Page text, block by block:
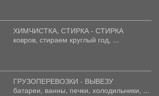
ХИМЧИСТКА, СТИРКА - СТИРКА
ковров, стираем круглый год, ...
ГРУЗОПЕРЕВОЗКИ - ВЫВЕЗУ
батареи, ванны, печки, холодильники, ...